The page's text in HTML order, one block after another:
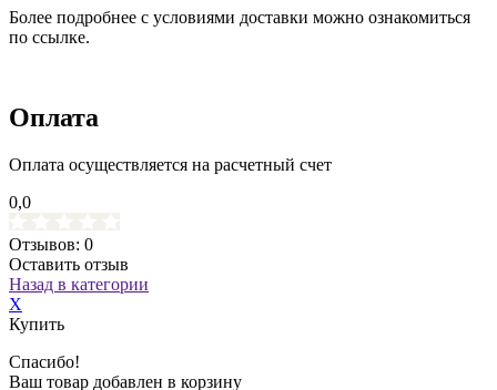
Более подробнее с условиями доставки можно ознакомиться
по ссылке.
Оплата
Оплата осуществляется на расчетный счет
0,0
Отзывов: 0
Оставить отзыв
Назад в категории
X
Купить
Спасибо!
Ваш товар добавлен в корзину